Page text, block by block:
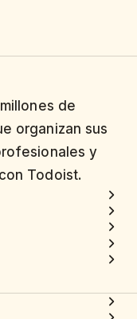
de
organizan sus
y
Todoist.